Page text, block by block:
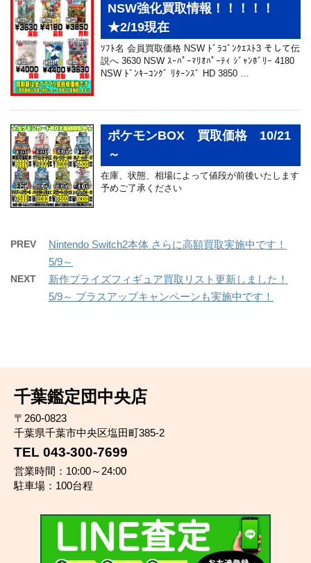
NSW強化買取情報！！！！！
★2/19現在
ｿﾌﾄ名 会員買取価格 NSW ﾄﾞﾗｺﾞﾝｸｴｽﾄ3 そして伝
説へ 3630 NSW ｽｰﾊﾟｰﾏﾘｵﾊﾟｰﾃｨ ｼﾞｬﾝﾎﾞﾘｰ 4180
NSW ﾄﾞﾝｷｰｺﾝｸﾞ ﾘﾀｰﾝｽﾞ HD 3850 …
ポケモンBOX 買取価格 10/21
～
在庫、状態、相場によって値段が前後いたします
予めご了承ください
PREV
Nintendo Switch2本体 さらに高額買取実施中です！
5/9～
NEXT
新作プライズフィギュア買取リスト更新しました！
5/9～ プラスアップキャンペーンも実施中です！
千葉鑑定団中央店
〒260-0823
千葉県千葉市中央区塩田町385-2
TEL 043-300-7699
営業時間：10:00～24:00
駐車場：100台程